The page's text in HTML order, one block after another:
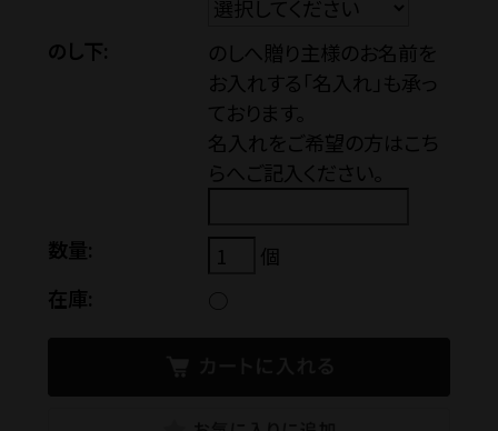
のし下:
のしへ贈り主様のお名前を
お入れする「名入れ」も承っ
ております。
名入れをご希望の方はこち
らへご記入ください。
数量:
個
在庫:
マイページ
特定商取引法